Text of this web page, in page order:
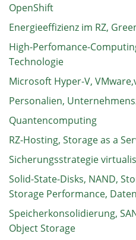
OpenShift
Energieeffizienz im RZ,
High-Perfomance-
Technologie
Microsoft Hyper-V,
Personalien,
Quantencomputing
RZ-Hosting, Storage as a
Sicherungsstrategie
Solid-State-Disks, NAND,
Storage Performance,
Speicherkonsolidierung,
Object Storage